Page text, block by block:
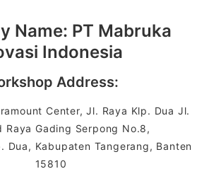
Name: PT Mabruka
Indonesia
Address:
Center, Jl. Raya Klp. Dua Jl.
Raya Gading Serpong No.8,
Dua, Kabupaten Tangerang, Banten
15810